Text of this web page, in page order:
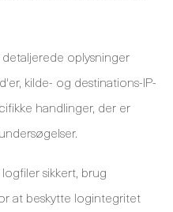
oplysninger
kilde- og destinations-IP-
handlinger, der er
sikkert, brug
at beskytte logintegritet